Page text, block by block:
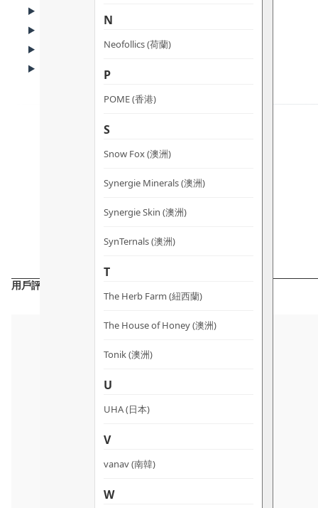
N
Neofollics (荷蘭)
P
POME (香港)
S
Snow Fox (澳洲)
Synergie Minerals (澳洲)
Synergie Skin (澳洲)
SynTernals (澳洲)
T
The Herb Farm (紐西蘭)
The House of Honey (澳洲)
Tonik (澳洲)
U
UHA (日本)
V
vanav (南韓)
W
常見問題 (FAQ)
使用方法及注意事項
用戶評價